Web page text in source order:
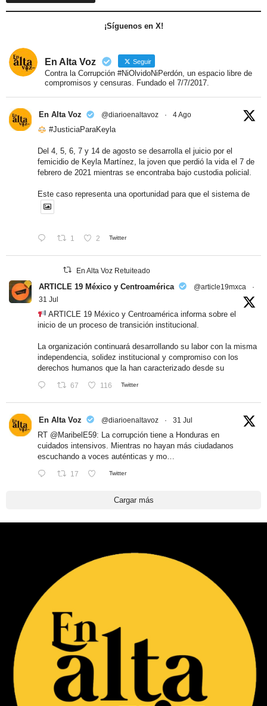
¡Síguenos en X!
En Alta Voz Seguir
Contra la Corrupción #NiOlvidoNiPerdón, un espacio libre de
compromisos y censuras. Fundado el 7/7/2017.
En Alta Voz @diarioenaltavoz · 4 Ago
#JusticiaParaKeyla
Del 4, 5, 6, 7 y 14 de agosto se desarrolla el juicio por el
femicidio de Keyla Martínez, la joven que perdió la vida el 7 de
febrero de 2021 mientras se encontraba bajo custodia policial.
Este caso representa una oportunidad para que el sistema de
1 2 Twitter
En Alta Voz Retuiteado
ARTICLE 19 México y Centroamérica @article19mxca
·
31 Jul
ARTICLE 19 México y Centroamérica informa sobre el
inicio de un proceso de transición institucional.
La organización continuará desarrollando su labor con la misma
independencia, solidez institucional y compromiso con los
derechos humanos que la han caracterizado desde su
67 116 Twitter
En Alta Voz @diarioenaltavoz · 31 Jul
RT @MaribelE59: La corrupción tiene a Honduras en
cuidados intensivos. Mientras no hayan más ciudadanos
escuchando a voces auténticas y mo…
17 Twitter
Cargar más